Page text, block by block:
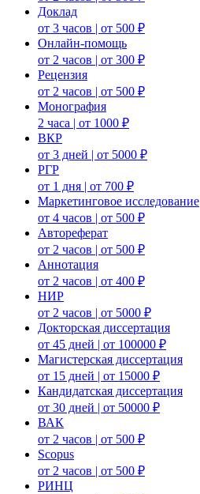
Доклад
от 3 часов | от 500 ₽
Онлайн-помощь
от 2 часов | от 300 ₽
Рецензия
от 2 часов | от 500 ₽
Монография
2 часа | от 1000 ₽
ВКР
от 3 дней | от 5000 ₽
РГР
от 1 дня | от 700 ₽
Маркетинговое исследование
от 4 часов | от 500 ₽
Автореферат
от 2 часов | от 500 ₽
Аннотация
от 2 часов | от 400 ₽
НИР
от 2 часов | от 5000 ₽
Докторская диссертация
от 45 дней | от 100000 ₽
Магистерская диссертация
от 15 дней | от 15000 ₽
Кандидатская диссертация
от 30 дней | от 50000 ₽
ВАК
от 2 часов | от 500 ₽
Scopus
от 2 часов | от 500 ₽
РИНЦ